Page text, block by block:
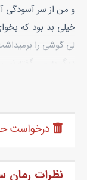
و من از سر آسودگی
خیلی بد بود که
لی گوشی را
کردنش گفتم
« تو غیب گویی »
نظرات رمان